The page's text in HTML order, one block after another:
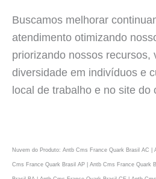
Buscamos melhorar
atendimento otimizando
priorizando nossos recursos,
diversidade em indivíduos e
local de trabalho e no site do
Nuvem do Produto: Antb Cms France Quark Brasil AC |
Cms France Quark Brasil AP | Antb Cms France Quark